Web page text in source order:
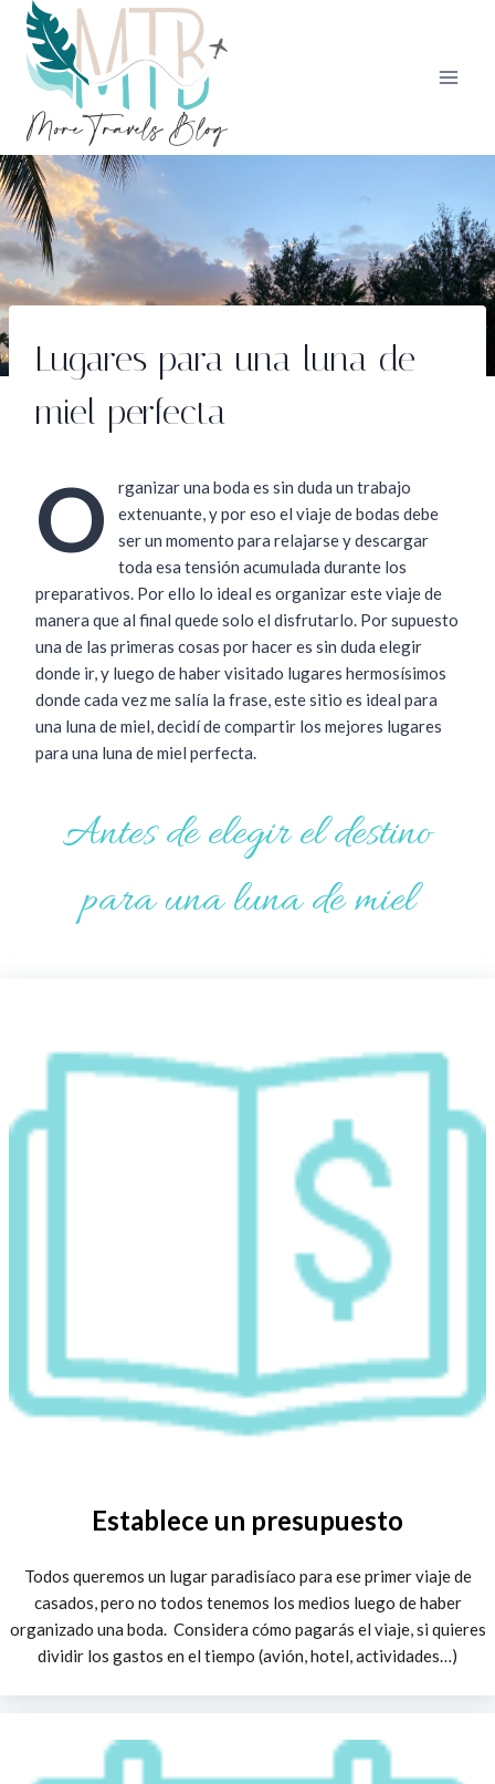
Saltar
contenido
Lugares para una luna de
miel perfecta
O
rganizar una boda es sin duda un trabajo
extenuante, y por eso el viaje de bodas debe
ser un momento para relajarse y descargar
toda esa tensión acumulada durante los
preparativos. Por ello lo ideal es organizar este viaje de
manera que al final quede solo el disfrutarlo. Por supuesto
una de las primeras cosas por hacer es sin duda elegir
donde ir, y luego de haber visitado lugares hermosísimos
donde cada vez me salía la frase, este sitio es ideal para
una luna de miel, decidí de compartir los mejores lugares
para una luna de miel perfecta.
Antes de elegir el destino
para una luna de miel
Establece un presupuesto
Todos queremos un lugar paradisíaco para ese primer viaje de
casados, pero no todos tenemos los medios luego de haber
organizado una boda. Considera cómo pagarás el viaje, si quieres
dividir los gastos en el tiempo (avión, hotel, actividades…)